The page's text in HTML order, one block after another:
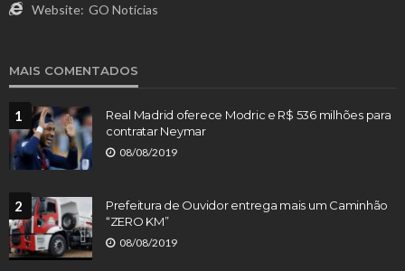
Website: GO Notícias
MAIS COMENTADOS
1
Real Madrid oferece Modric e R$ 536 milhões para
contratar Neymar
08/08/2019
2
Prefeitura de Ouvidor entrega mais um Caminhão
“ZERO KM”
08/08/2019